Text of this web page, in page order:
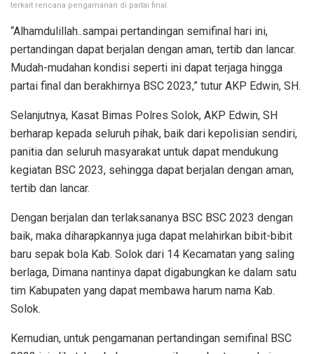
terkait rencana pengamanan di partai final.
“Alhamdulillah..sampai pertandingan semifinal hari ini,
pertandingan dapat berjalan dengan aman, tertib dan lancar.
Mudah-mudahan kondisi seperti ini dapat terjaga hingga
partai final dan berakhirnya BSC 2023,” tutur AKP Edwin, SH.
Selanjutnya, Kasat Bimas Polres Solok, AKP Edwin, SH
berharap kepada seluruh pihak, baik dari kepolisian sendiri,
panitia dan seluruh masyarakat untuk dapat mendukung
kegiatan BSC 2023, sehingga dapat berjalan dengan aman,
tertib dan lancar.
Dengan berjalan dan terlaksananya BSC BSC 2023 dengan
baik, maka diharapkannya juga dapat melahirkan bibit-bibit
baru sepak bola Kab. Solok dari 14 Kecamatan yang saling
berlaga, Dimana nantinya dapat digabungkan ke dalam satu
tim Kabupaten yang dapat membawa harum nama Kab.
Solok.
Kemudian, untuk pengamanan pertandingan semifinal BSC